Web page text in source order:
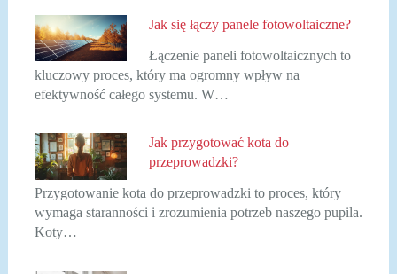
Jak się łączy panele fotowoltaiczne?
Łączenie paneli fotowoltaicznych to
kluczowy proces, który ma ogromny wpływ na
efektywność całego systemu. W…
Jak przygotować kota do
przeprowadzki?
Przygotowanie kota do przeprowadzki to proces, który
wymaga staranności i zrozumienia potrzeb naszego pupila.
Koty…